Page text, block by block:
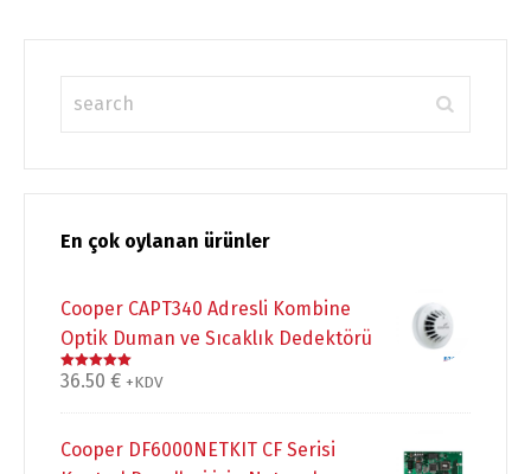
En çok oylanan ürünler
Cooper CAPT340 Adresli Kombine
Optik Duman ve Sıcaklık Dedektörü
5 üzerinden
5.00oy aldı
36.50 € +KDV
Cooper DF6000NETKIT CF Serisi